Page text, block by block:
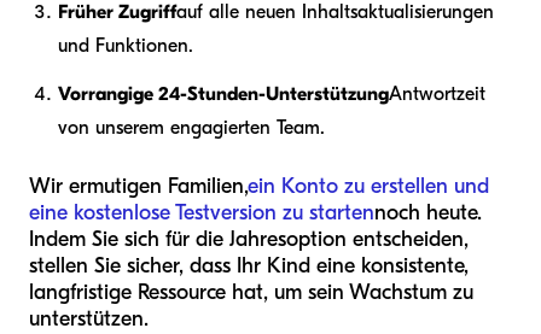
Früher Zugriffauf alle neuen Inhaltsaktualisierungen
und Funktionen.
Vorrangige 24-Stunden-UnterstützungAntwortzeit
von unserem engagierten Team.
Wir ermutigen Familien,ein Konto zu erstellen und
eine kostenlose Testversion zu startennoch heute.
Indem Sie sich für die Jahresoption entscheiden,
stellen Sie sicher, dass Ihr Kind eine konsistente,
langfristige Ressource hat, um sein Wachstum zu
unterstützen.